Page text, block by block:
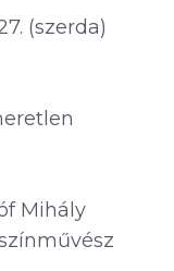
(szerda)
Mihály